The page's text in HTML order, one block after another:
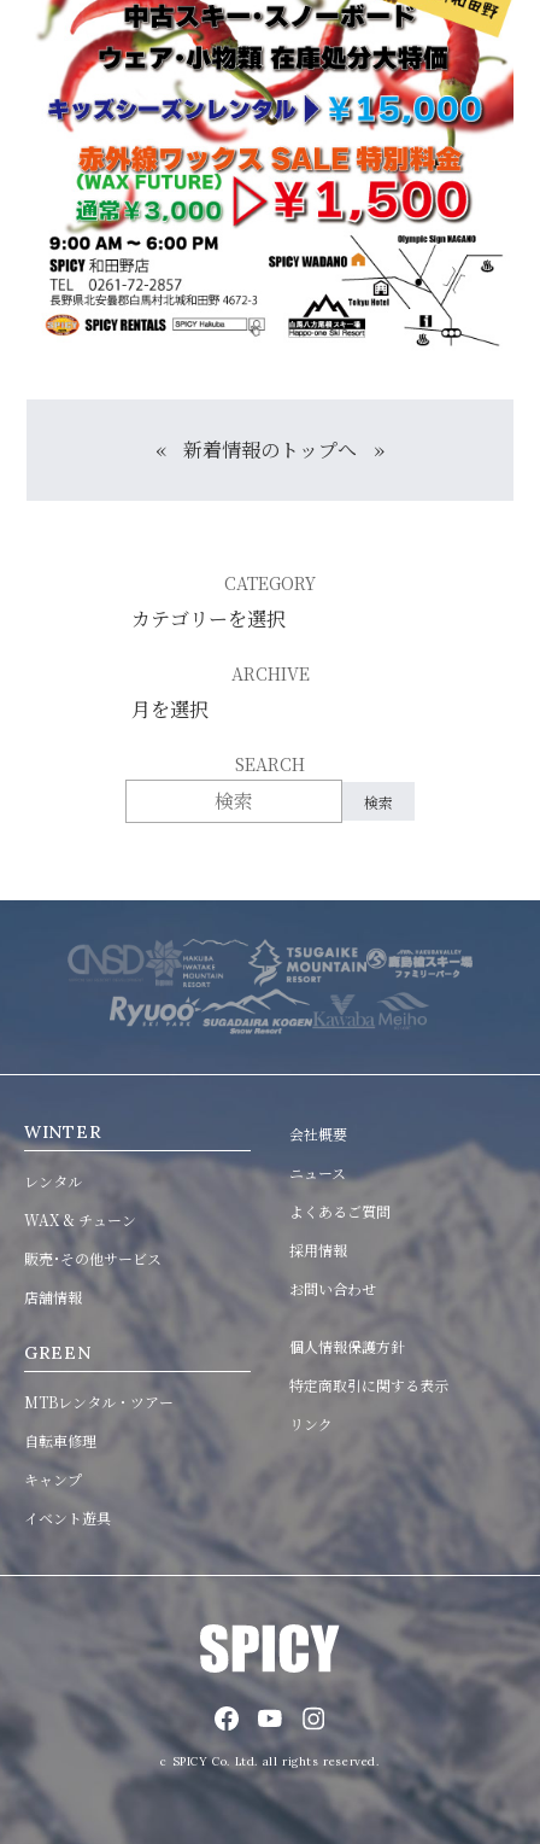
« 新着情報のトップへ »
CATEGORY
ARCHIVE
SEARCH
WINTER
レンタル
WAX & チューン
販売･その他サービス
店舗情報
GREEN
MTBレンタル・ツアー
自転車修理
キャンプ
イベント遊具
会社概要
ニュース
よくあるご質問
採用情報
お問い合わせ
個人情報保護方針
特定商取引に関する表示
リンク
c SPICY Co. Ltd. all rights reserved.